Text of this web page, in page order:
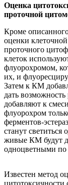
Оценка
проточной
Кроме
оценки
проточного
клеток
флуорохромом,
их, и
Затем к КМ
дать возможность
добавляют к
флуорохром
ферментов-
станут
живые КМ будут
одноцветными по
Известен метод
цитотоксичности